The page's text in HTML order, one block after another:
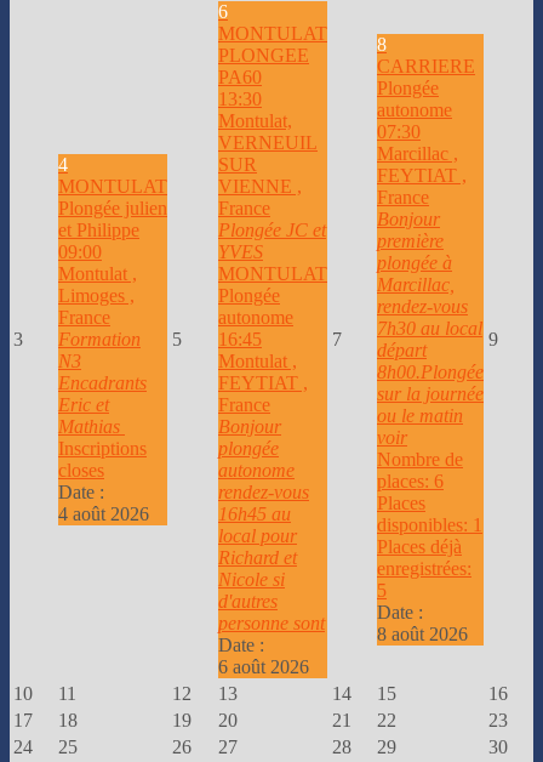
3
4
MONTULAT
Plongée julien
et Philippe
09:00
Montulat ,
Limoges ,
France
Formation
N3
Encadrants
Eric et
Mathias
Inscriptions
closes
Date :
4 août 2026
5
6
MONTULAT
PLONGEE
PA60
13:30
Montulat,
VERNEUIL
SUR
VIENNE ,
France
Plongée JC et
YVES
MONTULAT
Plongée
autonome
16:45
Montulat ,
FEYTIAT ,
France
Bonjour
plongée
autonome
rendez-vous
16h45 au
local pour
Richard et
Nicole si
d'autres
personne sont
Date :
6 août 2026
7
8
CARRIERE
Plongée
autonome
07:30
Marcillac ,
FEYTIAT ,
France
Bonjour
première
plongée à
Marcillac,
rendez-vous
7h30 au local
départ
8h00.Plongée
sur la journée
ou le matin
voir
Nombre de
places: 6
Places
disponibles: 1
Places déjà
enregistrées:
5
Date :
8 août 2026
9
10 11 12 13 14 15
16
17
18 19 20 21 22
23
24
25 26 27 28 29
30